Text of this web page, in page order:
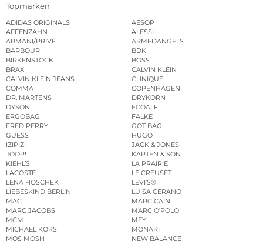
Topmarken
ADIDAS ORIGINALS
AESOP
AFFENZAHN
ALESSI
ARMANI/PRIVÉ
ARMEDANGELS
BARBOUR
BDK
BIRKENSTOCK
BOSS
BRAX
CALVIN KLEIN
CALVIN KLEIN JEANS
CLINIQUE
COMMA
COPENHAGEN
DR. MARTENS
DRYKORN
DYSON
ECOALF
ERGOBAG
FALKE
FRED PERRY
GOT BAG
GUESS
HUGO
IZIPIZI
JACK & JONES
JOOP!
KAPTEN & SON
KIEHL’S
LA PRAIRIE
LACOSTE
LE CREUSET
LENA HOSCHEK
LEVI’S®
LIEBESKIND BERLIN
LUISA CERANO
MAC
MARC CAIN
MARC JACOBS
MARC O’POLO
MCM
MEY
MICHAEL KORS
MONARI
MOS MOSH
NEW BALANCE